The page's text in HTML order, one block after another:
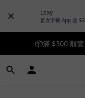
Lexy
首次下載 App 送
📦滿 $300 順
📦滿 $300 順
🎉 新人